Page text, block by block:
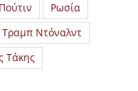
Πούτιν
Ρωσία
Τραμπ Ντόναλντ
Τάκης